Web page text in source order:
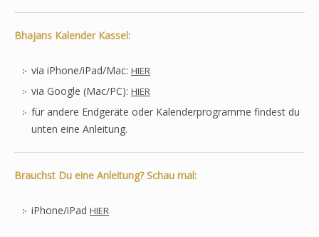
Bhajans Kalender Kassel:
via iPhone/iPad/Mac: HIER
via Google (Mac/PC): HIER
für andere Endgeräte oder Kalenderprogramme findest du
unten eine Anleitung.
Brauchst Du eine Anleitung? Schau mal:
iPhone/iPad HIER